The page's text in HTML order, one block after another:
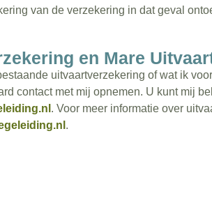
van de verzekering in dat geval
en Mare
uitvaartverzekering of wat ik
contact met mij opnemen. U kunt mij
. Voor meer informatie over
.